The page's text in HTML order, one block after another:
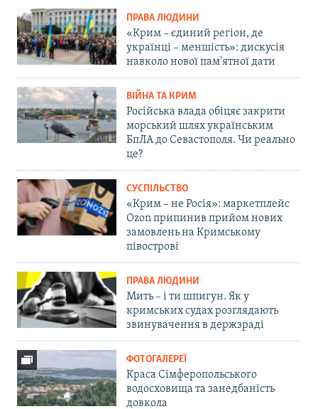
ПРАВА ЛЮДИНИ
«Крим – єдиний регіон, де
українці – меншість»: дискусія
навколо нової пам'ятної дати
ВІЙНА ТА КРИМ
Російська влада обіцяє закрити
морський шлях українським
БпЛА до Севастополя. Чи реально
це?
СУСПІЛЬСТВО
«Крим – не Росія»: маркетплейс
Ozon припинив прийом нових
замовлень на Кримському
півострові
ПРАВА ЛЮДИНИ
Мить – і ти шпигун. Як у
кримських судах розглядають
звинувачення в держзраді
ФОТОГАЛЕРЕЇ
Краса Сімферопольського
водосховища та занедбаність
довкола